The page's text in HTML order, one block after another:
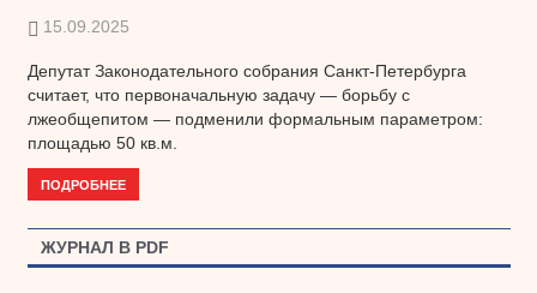
15.09.2025
Депутат Законодательного собрания Санкт-Петербурга
считает, что первоначальную задачу — борьбу с
лжеобщепитом — подменили формальным параметром:
площадью 50 кв.м.
ПОДРОБНЕЕ
ЖУРНАЛ В PDF